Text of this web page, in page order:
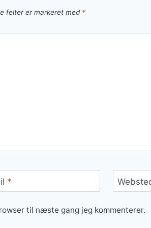
felter er markeret med *
*
til næste gang jeg kommenterer.